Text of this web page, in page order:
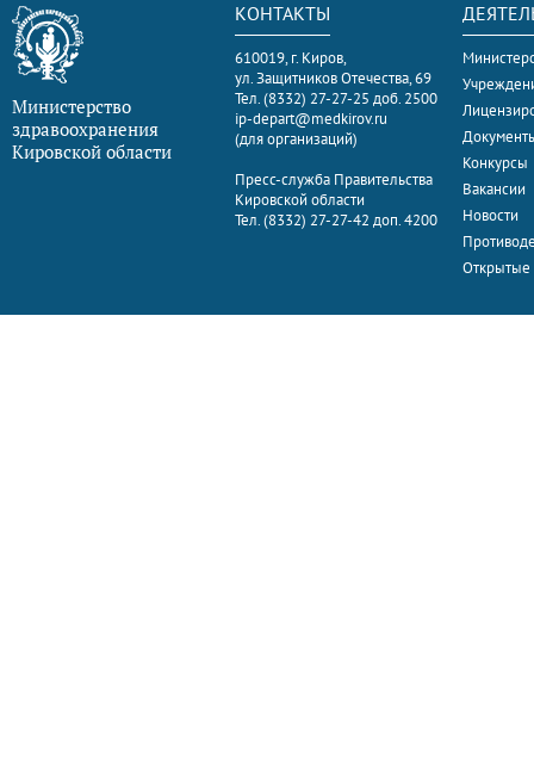
Министерство
здравоохранения
Кировской области
КОНТАКТЫ
610019, г. Киров,
ул. Защитников Отечества, 69
Тел. (8332) 27-27-25 доб. 2500
ip-depart@medkirov.ru
(для организаций)
Пресс-служба Правительства
Кировской области
Тел. (8332) 27-27-42 доп. 4200
Конкурсы
Вакансии
Новости